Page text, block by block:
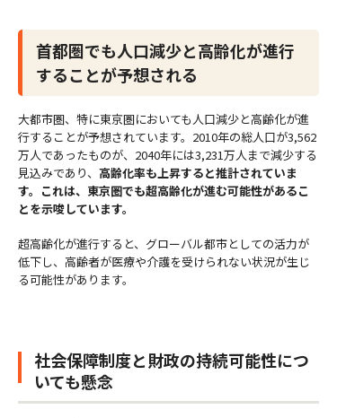
首都圏でも人口減少と高齢化が進行
することが予想される
大都市圏、特に東京圏においても人口減少と高齢化が進
行することが予想されています。2010年の総人口が3,562
万人であったものが、2040年には3,231万人まで減少する
見込みであり、 高齢化率も上昇すると推計されていま
す。これは、東京圏でも超高齢化が進む可能性があるこ
とを示唆しています。
超高齢化が進行すると、グローバル都市としての活力が
低下し、高齢者が医療や介護を受けられない状況が生じ
る可能性があります。
社会保障制度と財政の持続可能性につ
いても懸念